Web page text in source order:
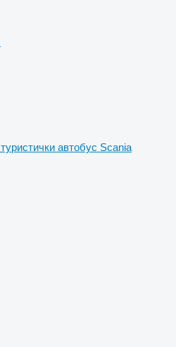
туристички автобус Scania